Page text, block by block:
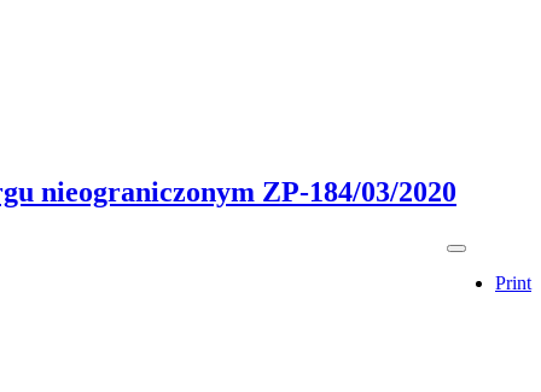
nieograniczonym ZP-184/03/2020
Print